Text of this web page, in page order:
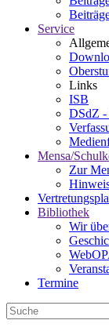
Service
Links
ISB
DSdZ -
Mensa/
Zur
Bibliothek
Wir
Termine